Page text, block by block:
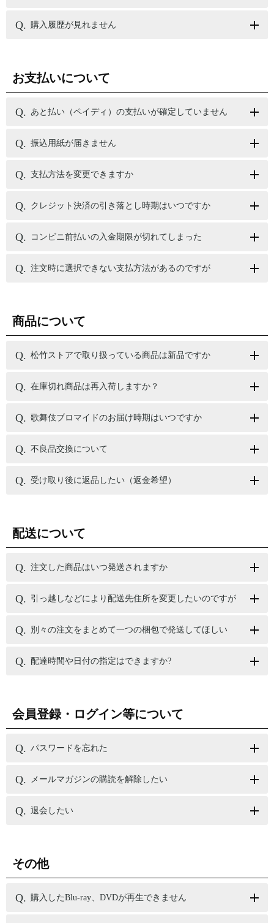
購入履歴が見れません
お支払いについて
あと払い（ペイディ）の支払いが確定していません
振込用紙が届きません
支払方法を変更できますか
クレジット決済の引き落とし時期はいつですか
コンビニ前払いの入金期限が切れてしまった
注文時に選択できない支払方法があるのですが
商品について
松竹ストアで取り扱っている商品は新品ですか
在庫切れ商品は再入荷しますか？
歌舞伎ブロマイドのお届け時期はいつですか
不良品交換について
受け取り後に返品したい（返金希望）
配送について
注文した商品はいつ発送されますか
引っ越しなどにより配送先住所を変更したいのですが
別々の注文をまとめて一つの梱包で発送してほしい
配達時間や日付の指定はできますか?
会員登録・ログイン等について
パスワードを忘れた
メールマガジンの購読を解除したい
退会したい
その他
購入したBlu-ray、DVDが再生できません